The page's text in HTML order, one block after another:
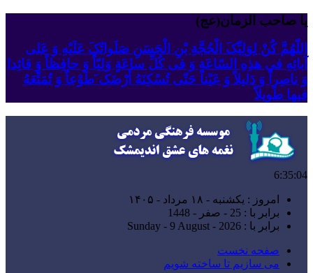
یا صاحب الزمان(عج)
اللّهُمَّ کُنْ لِوَلِیِّکَ الْحُجَّةِ بْنِ الْحَسَنِ صَلَواتُکَ عَلَیْهِ وَ عَلى
آبائِهِ فی هذِهِ السّاعَةِ وَ فی کُلِّ ساعَةٍ وَلِیّاً وَ حافِظاً وَ قائِدا
‏وَ ناصِراً وَ دَلیلاً وَ عَیْناً حَتّى تُسْکِنَهُ أَرْضَک َطَوْعاً وَ تُمَتِّعَهُ
فیها طَویلاً
6:35:04
امروز : یکشنبه - ۱۸ مرداد - ۱۴۰۵
برابر با : 25 - صفر - 1448
برابر با : Sunday - 9 August - 2026
صفحه نخست
می سازیم تا ساخته شویم